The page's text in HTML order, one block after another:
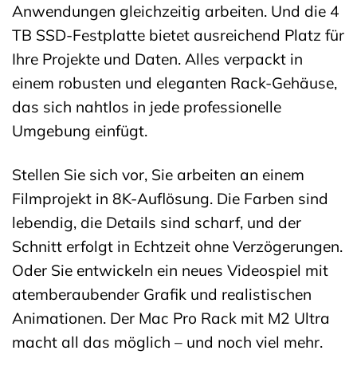
Anwendungen gleichzeitig arbeiten. Und die 4
TB SSD-Festplatte bietet ausreichend Platz für
Ihre Projekte und Daten. Alles verpackt in
einem robusten und eleganten Rack-Gehäuse,
das sich nahtlos in jede professionelle
Umgebung einfügt.
Stellen Sie sich vor, Sie arbeiten an einem
Filmprojekt in 8K-Auflösung. Die Farben sind
lebendig, die Details sind scharf, und der
Schnitt erfolgt in Echtzeit ohne Verzögerungen.
Oder Sie entwickeln ein neues Videospiel mit
atemberaubender Grafik und realistischen
Animationen. Der Mac Pro Rack mit M2 Ultra
macht all das möglich – und noch viel mehr.